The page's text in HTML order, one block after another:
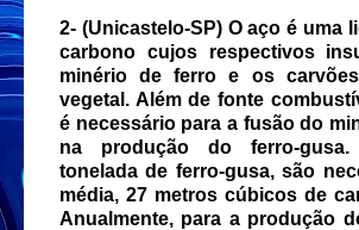
2- (Unicastelo-SP) O aço é uma
carbono cujos respectivos
minério de ferro e os
vegetal. Além de fonte
é necessário para a fusão do
na produção do ferro-
tonelada de ferro-gusa, são
média, 27 metros cúbicos de
Anualmente, para a produção